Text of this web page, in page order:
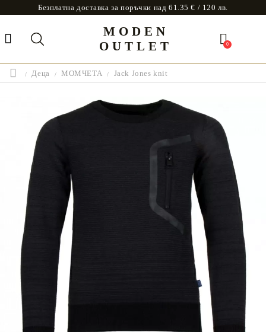
Безплатна доставка за поръчки над 61.35 € / 120 лв.
MODEN
OUTLET
0
Деца МОМЧЕТА Jack Jones knit